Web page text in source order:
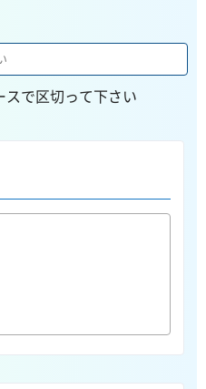
で区切って下さい